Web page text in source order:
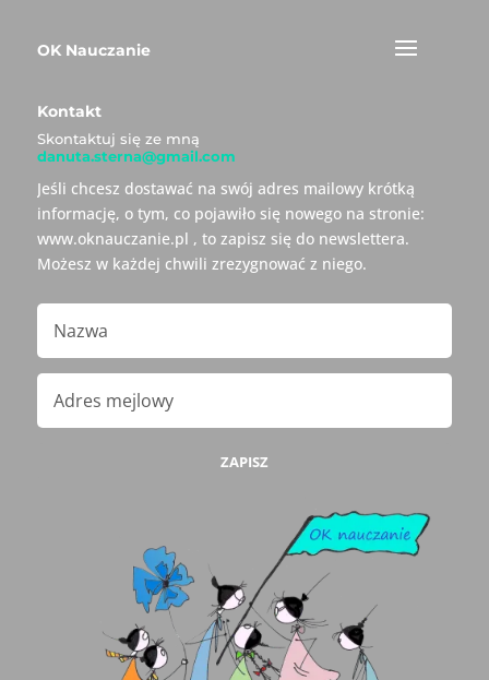
OK Nauczanie
Kontakt
Skontaktuj się ze mną
danuta.sterna@gmail.com
Jeśli chcesz dostawać na swój adres mailowy krótką
informację, o tym, co pojawiło się nowego na stronie:
www.oknauczanie.pl , to zapisz się do newslettera.
Możesz w każdej chwili zrezygnować z niego.
ZAPISZ